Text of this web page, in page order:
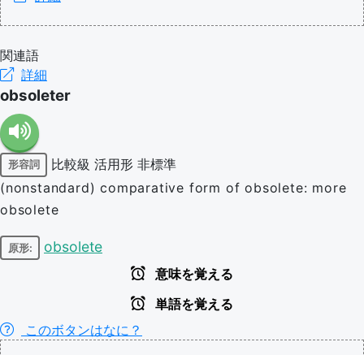
関連語
詳細
obsoleter
形容詞 比較級 活用形 非標準
(nonstandard) comparative form of obsolete: more
obsolete
原形: obsolete
意味を覚える
単語を覚える
このボタンはなに？